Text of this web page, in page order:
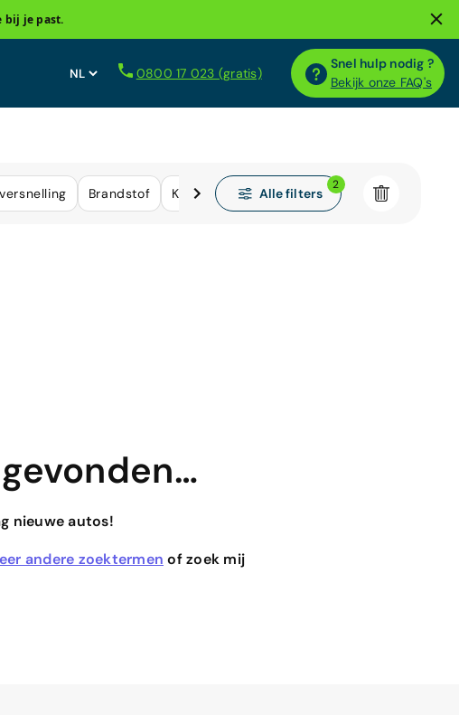
bij je past.
0800 17 023 (gratis)
Snel hulp nodig ?
Bekijk onze FAQ's
Brandstof KilometerstandAlle filters
2
nieuwe autos!
andere zoektermen of zoek mij